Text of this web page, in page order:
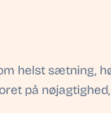
helst sætning,
på